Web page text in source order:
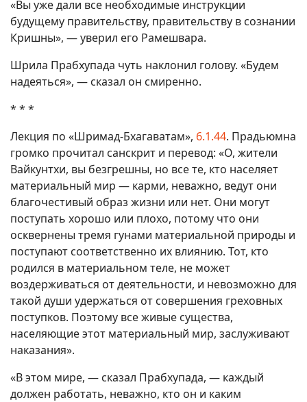
«Вы уже дали все необходимые инструкции
будущему правительству, правительству в сознании
Кришны», — уверил его Рамешвара.
Шрила Прабхупада чуть наклонил голову. «Будем
надеяться», — сказал он смиренно.
* * *
Лекция по «Шримад-Бхагаватам», 6.1.44. Прадьюмна
громко прочитал санскрит и перевод: «О, жители
Вайкунтхи, вы безгрешны, но все те, кто населяет
материальный мир — карми, неважно, ведут они
благочестивый образ жизни или нет. Они могут
поступать хорошо или плохо, потому что они
осквернены тремя гунами материальной природы и
поступают соответственно их влиянию. Тот, кто
родился в материальном теле, не может
воздерживаться от деятельности, и невозможно для
такой души удержаться от совершения греховных
поступков. Поэтому все живые существа,
населяющие этот материальный мир, заслуживают
наказания».
«В этом мире, — сказал Прабхупада, — каждый
должен работать, неважно, кто он и каким